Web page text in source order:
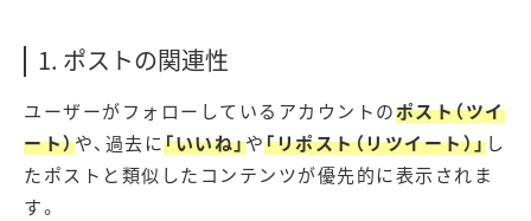
1. ポストの関連性
ユーザーがフォローしているアカウントのポスト（ツイ
ート）や、過去に「いいね」や「リポスト（リツイート）」し
たポストと類似したコンテンツが優先的に表示されま
す。